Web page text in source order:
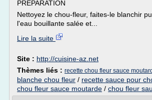
PREPARATION
Nettoyez le chou-fleur, faites-le blanchir
l'eau bouillante salée et...
Lire la suite
Site : http://cuisine-az.net
Thèmes liés : recette chou fleur sauce
blanche chou fleur / recette sauce pour
chou fleur sauce moutarde / chou fleur